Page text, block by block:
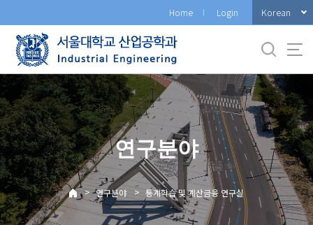
로
메
뉴
Home Login Korean
연구분야
> 연구분야 > 통계학습 및 계산금융 연구실